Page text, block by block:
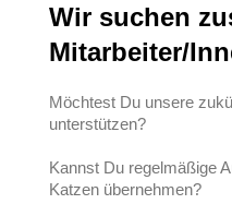
Wir suchen
Mitarbeiter/
Möchtest Du unsere
unterstützen?
Kannst Du regelmäßige
Katzen übernehmen?